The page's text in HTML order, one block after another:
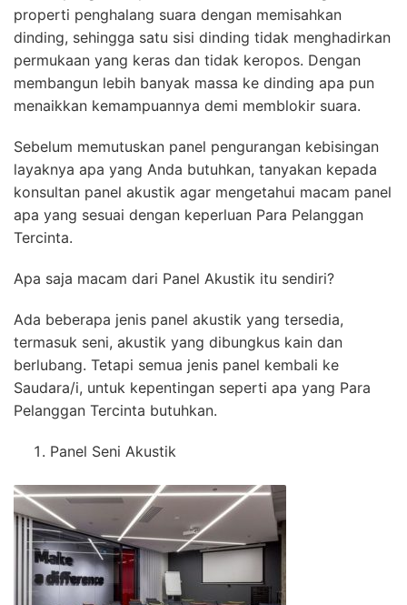
properti penghalang suara dengan memisahkan
dinding, sehingga satu sisi dinding tidak menghadirkan
permukaan yang keras dan tidak keropos. Dengan
membangun lebih banyak massa ke dinding apa pun
menaikkan kemampuannya demi memblokir suara.
Sebelum memutuskan panel pengurangan kebisingan
layaknya apa yang Anda butuhkan, tanyakan kepada
konsultan panel akustik agar mengetahui macam panel
apa yang sesuai dengan keperluan Para Pelanggan
Tercinta.
Apa saja macam dari Panel Akustik itu sendiri?
Ada beberapa jenis panel akustik yang tersedia,
termasuk seni, akustik yang dibungkus kain dan
berlubang. Tetapi semua jenis panel kembali ke
Saudara/i, untuk kepentingan seperti apa yang Para
Pelanggan Tercinta butuhkan.
Panel Seni Akustik